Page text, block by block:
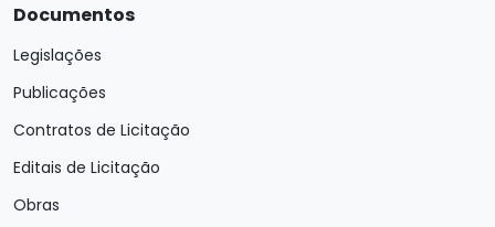
Documentos
Legislações
Publicações
Contratos de Licitação
Editais de Licitação
Obras